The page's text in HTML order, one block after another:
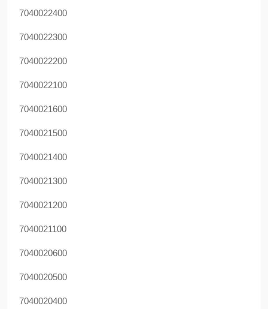
7040022400
7040022300
7040022200
7040022100
7040021600
7040021500
7040021400
7040021300
7040021200
7040021100
7040020600
7040020500
7040020400